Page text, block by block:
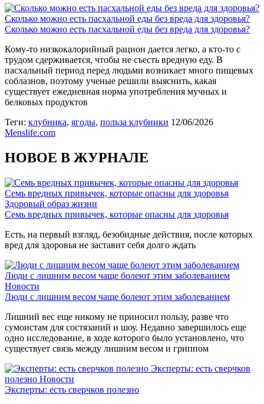
Сколько можно есть пасхальной еды без вреда для здоровья?
Сколько можно есть пасхальной еды без вреда для здоровья?
Кому-то низкокалорийный рацион дается легко, а кто-то с
трудом сдерживается, чтобы не съесть вредную еду. В
пасхальный период перед людьми возникает много пищевых
соблазнов, поэтому ученые решили выяснить, какая
существует ежедневная норма употребления мучных и
белковых продуктов
Теги: клубника, ягоды, польза клубники 12/06/2026
Menslife.com
НОВОЕ В ЖУРНАЛЕ
Семь вредных привычек, которые опасны для здоровья
Здоровый образ жизни
Семь вредных привычек, которые опасны для здоровья
Есть, на первый взгляд, безобидные действия, после которых
вред для здоровья не заставит себя долго ждать
Люди с лишним весом чаще болеют этим заболеванием
Новости
Люди с лишним весом чаще болеют этим заболеванием
Лишний вес еще никому не приносил пользу, разве что
сумоистам для состязаний и шоу. Недавно завершилось еще
одно исследование, в ходе которого было установлено, что
существует связь между лишним весом и гриппом
Эксперты: есть сверчков
полезно Новости
Эксперты: есть сверчков полезно